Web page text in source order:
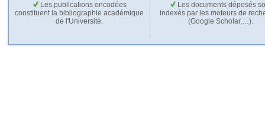
Les publications encodées
constituent la bibliographie académique
de l'Université.
Les documents déposés
indexés par les moteurs de
(Google Scholar,…).